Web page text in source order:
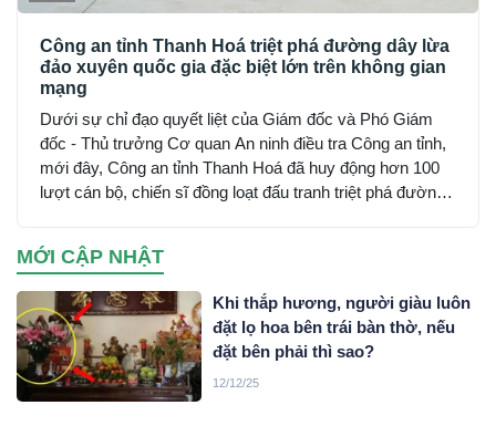
Công an tỉnh Thanh Hoá triệt phá đường dây lừa
đảo xuyên quốc gia đặc biệt lớn trên không gian
mạng
Dưới sự chỉ đạo quyết liệt của Giám đốc và Phó Giám
đốc - Thủ trưởng Cơ quan An ninh điều tra Công an tỉnh,
mới đây, Công an tỉnh Thanh Hoá đã huy động hơn 100
lượt cán bộ, chiến sĩ đồng loạt đấu tranh triệt phá đường
xuyên quốc gia do đối tượng Mai Văn Tới, sinh năm 2001
trú tại xã Nga Sơn, tỉnh Thanh Hoá cầm đầu…
MỚI CẬP NHẬT
Khi thắp hương, người giàu luôn
đặt lọ hoa bên trái bàn thờ, nếu
đặt bên phải thì sao?
12/12/25